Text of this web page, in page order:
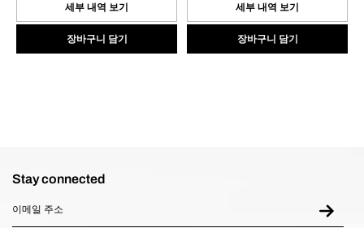
입
다.
세부 내역 보기
장바구니 담기
입
다.
세부 내역 보기
장바구니 담기
Stay connected